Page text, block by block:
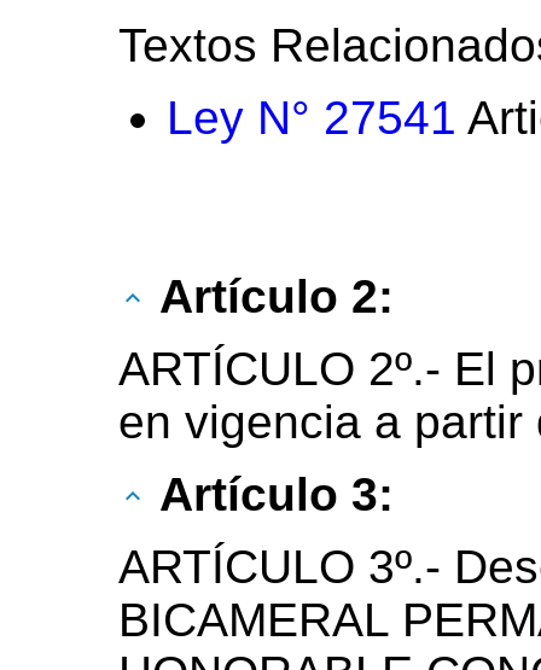
Textos
Ley N° 27541
Artículo 2:
ARTÍCULO 2º.- El
en vigencia a partir
Artículo 3:
ARTÍCULO 3º.-
BICAMERAL